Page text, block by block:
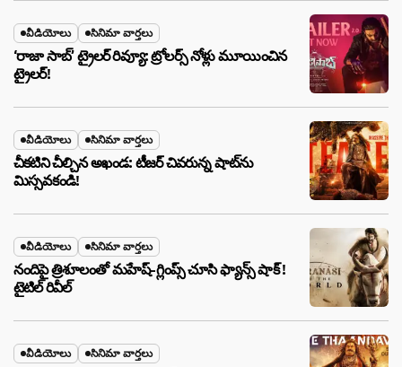
వీడియోలు సినిమా వార్తలు
‘రాజా సాబ్’ ట్రైలర్ రివ్యూ: ట్రోలర్స్ నోళ్లు మూయించిన
ట్రైలర్!
వీడియోలు సినిమా వార్తలు
చీకటిని చీల్చిన అఖండ: టీజర్ చివరున్న షాట్‌ను
మిస్సవకండి!
వీడియోలు సినిమా వార్తలు
నందిపై త్రిశూలంతో మహేష్-గ్లింప్స్ చూసి ఫ్యాన్స్ షాక్ !
టైటిల్ రివీల్
వీడియోలు సినిమా వార్తలు